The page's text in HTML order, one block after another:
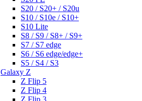
S20 / S20+ / S20u
S10 / S10e / S10+
S10 Lite
S8 / S9 / S8+ / S9+
S7 / S7 edge
S6 / S6 edge/edge+
S5 / S4 / S3
Galaxy Z
Z Flip 5
Z Flip 4
Z Flip 3